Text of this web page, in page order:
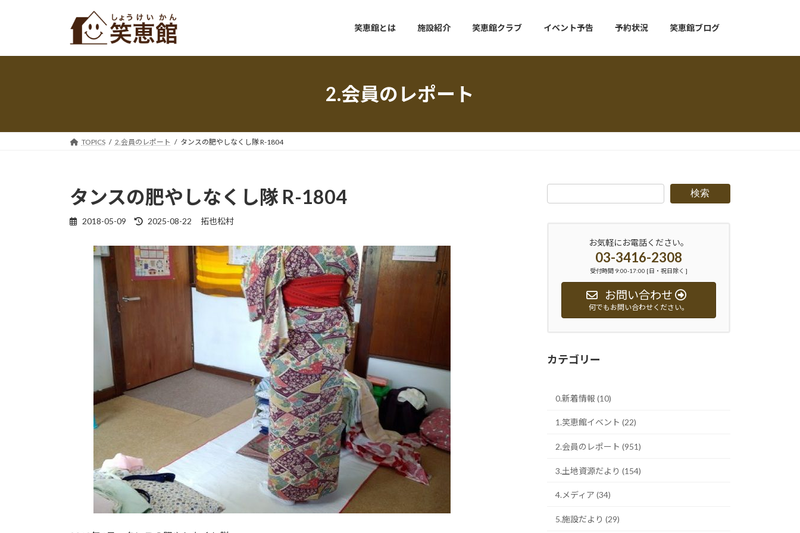
プ
動
笑恵館とは 施設紹介 笑恵館クラブ イベント予告 予約状況 笑恵館ブログ
2.会員のレポート
TOPICS 2.会員のレポート タンスの肥やしなくし隊 R-1804
タンスの肥やしなくし隊 R-1804
2018-05-09
最
更
新
日
時
2025-08-22 拓也松村
検索
お気軽にお電話ください。
03-3416-2308
受付時間 9:00-17:00 [日・祝日除く ]
お問い合わせ
何でもお問い合わせください。
カテゴリー
0.新着情報 (10)
1.笑恵館イベント (22)
2.会員のレポート (951)
3.土地資源だより (154)
4.メディア (34)
5.施設だより (29)